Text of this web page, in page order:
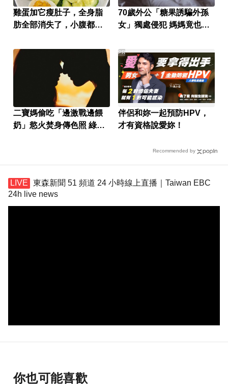
雞蛋加它瘦肚子，全身脂
肪全部消失了，小腹都平
70歲外公「糖果誘騙外孫
女」獨處侵犯 媽媽竟也受
二寶媽偷吃「邊激戰邊餵
奶」慾火焚身傳色照 綠帽
伴侶和妳一起預防HPV，
才有資格說愛妳！
PR
Recommended by
東森新聞 51 頻道 24 小時線上直播｜Taiwan EBC
24h live news
你也可能喜歡